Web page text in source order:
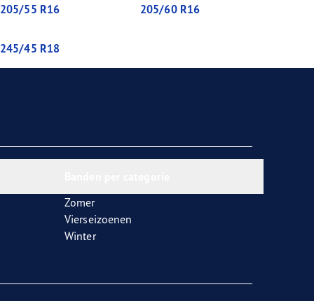
205/55 R16 205/60 R16
245/45 R18
Zomer
Vierseizoenen
Winter